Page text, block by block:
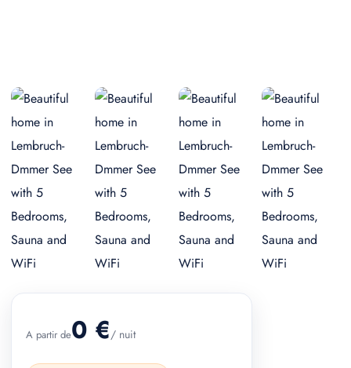
A partir de0 €/ nuit